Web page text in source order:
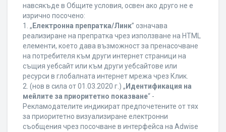
навсякъде в Общите условия, освен ако друго не е
изрично посочено:
1. „ Електронна препратка/Линк” означава
реализиране на препратка чрез използване на HTML
елементи, което дава възможност за пренасочване
на потребителя към други интернет страници на
същия уебсайт или към други уебсайтове или
ресурси в глобалната интернет мрежа чрез Клик.
2. (нов в сила от 01.03.2020 г.) „ Идентификация на
мейлите за приоритетно показване“ -
Рекламодателите индикират предпочетените от тях
за приоритетно визуализиране електронни
съобщения чрез посочване в интерфейса на Adwise